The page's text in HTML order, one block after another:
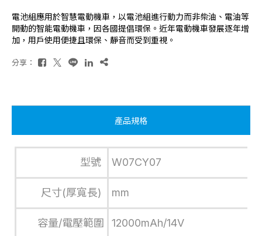
電池組應用於智慧電動機車，以電池組進行動力而非柴油、電油等
開動的智能電動機車，因各國提倡環保。近年電動機車發展逐年增
加，用戶使用便捷且環保、靜音而受到重視。
分享：
產品規格
型號 W07CY07
尺寸(厚寬長) mm
容量/電壓範圍 12000mAh/14V